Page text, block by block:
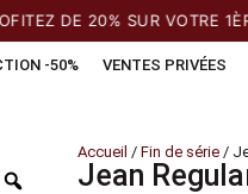
DE 20% SUR VOTRE 1ÈRE
-50% VENTES PRIVÉES
Accueil / Fin de série /
Jean